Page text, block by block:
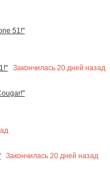
51!"
Закончилась 20 дней назад
Закончилась 20 дней назад